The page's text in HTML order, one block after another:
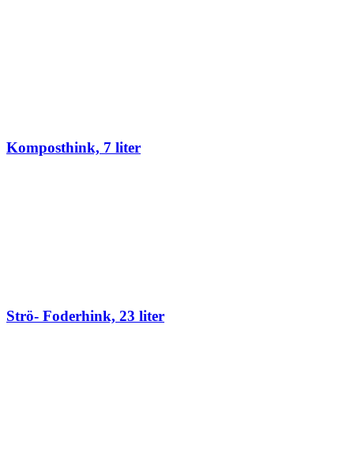
Komposthink, 7 liter
Strö- Foderhink, 23 liter